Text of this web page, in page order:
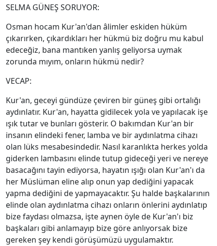
SELMA GÜNEŞ SORUYOR:
Osman hocam Kur'an'dan âlimler eskiden hüküm
çıkarırken, çıkardıkları her hükmü biz doğru mu kabul
edeceğiz, bana mantıken yanlış geliyorsa uymak
zorunda mıyım, onların hükmü nedir?
VECAP:
Kur'an, geceyi gündüze çeviren bir güneş gibi ortalığı
aydınlatır. Kur'an, hayatta gidilecek yola ve yapılacak işe
ışık tutar ve bunları gösterir. O bakımdan Kur'an bir
insanın elindeki fener, lamba ve bir aydınlatma cihazı
olan lüks mesabesindedir. Nasıl karanlıkta herkes yolda
giderken lambasını elinde tutup gideceği yeri ve nereye
basacağını tayin ediyorsa, hayatın ışığı olan Kur'an'ı da
her Müslüman eline alıp onun yap dediğini yapacak
yapma dediğini de yapmayacaktır. Şu halde başkalarının
elinde olan aydınlatma cihazı onların önlerini aydınlatıp
bize faydası olmazsa, işte aynen öyle de Kur'an'ı biz
başkaları gibi anlamayıp bize göre anlıyorsak bize
gereken şey kendi görüşümüzü uygulamaktır.